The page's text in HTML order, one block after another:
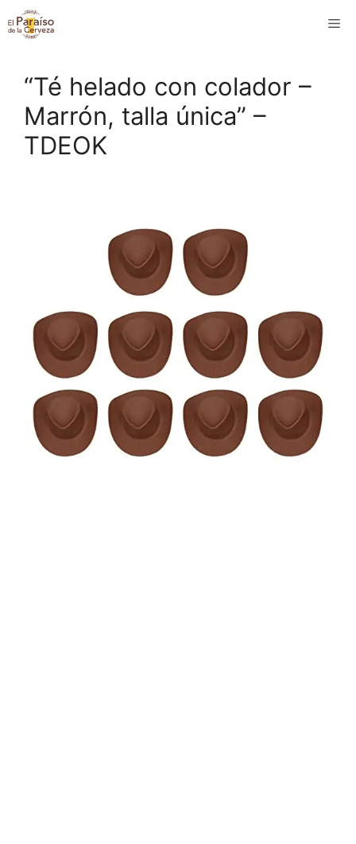
Saltar
al
“Té helado con colador –
Marrón, talla única” –
TDEOK